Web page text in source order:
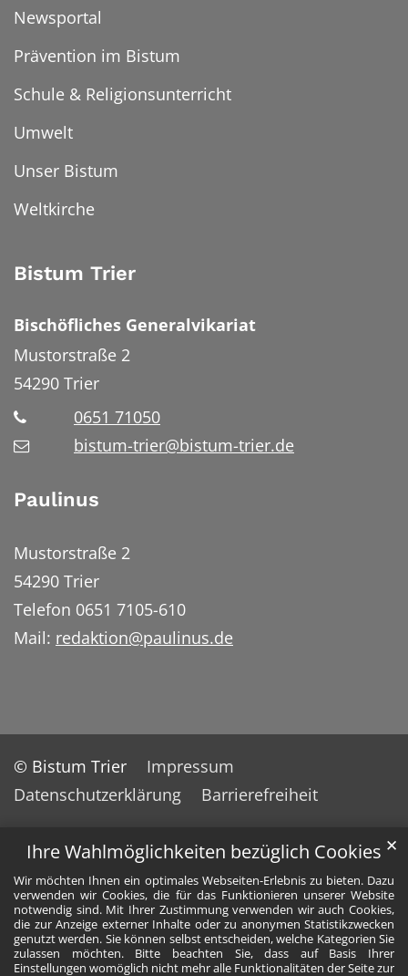
Ihre Wahlmöglichkeiten bezüglich Cookies
Wir möchten Ihnen ein optimales Webseiten-Erlebnis zu bieten. Dazu
verwenden wir Cookies, die für das Funktionieren unserer Website
notwendig sind. Mit Ihrer Zustimmung verwenden wir auch Cookies,
die zur Anzeige externer Inhalte oder zu anonymen Statistikzwecken
genutzt werden. Sie können selbst entscheiden, welche Kategorien Sie
zulassen möchten. Bitte beachten Sie, dass auf Basis Ihrer
Einstellungen womöglich nicht mehr alle Funktionalitäten der Seite zur
✕
Newsportal
Prävention im Bistum
Schule & Religionsunterricht
Umwelt
Unser Bistum
Weltkirche
Bistum Trier
Bischöfliches Generalvikariat
Mustorstraße 2
54290 Trier
0651 71050
bistum-trier@bistum-trier.de
Paulinus
Mustorstraße 2
54290 Trier
Telefon 0651 7105-610
Mail: redaktion@paulinus.de
© Bistum Trier
Impressum
Datenschutzerklärung
Barrierefreiheit